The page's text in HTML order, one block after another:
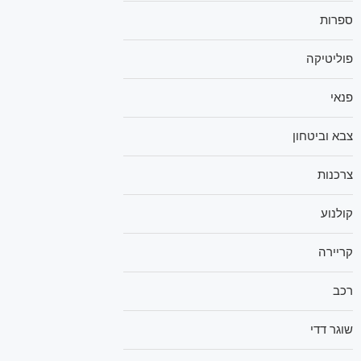
ספרות
פוליטיקה
פנאי
צבא וביטחון
צרכנות
קולנוע
קריירה
רכב
שוגר דדי